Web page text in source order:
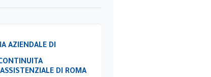
AZIENDALE DI
DI ROMA